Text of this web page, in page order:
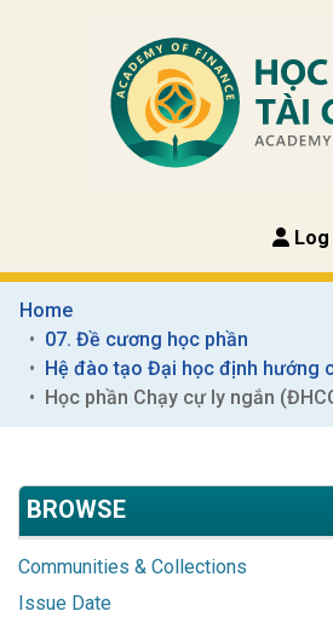
Log
Home
07. Đề cương học phần
Hệ đào tạo Đại học định hướng
Học phần Chạy cự ly ngắn
BROWSE
Communities & Collections
Issue Date